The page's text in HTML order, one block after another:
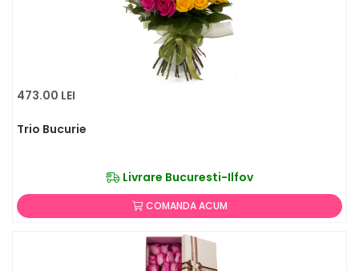
473.00 LEI
Trio Bucurie
Livrare Bucuresti-Ilfov
COMANDA ACUM